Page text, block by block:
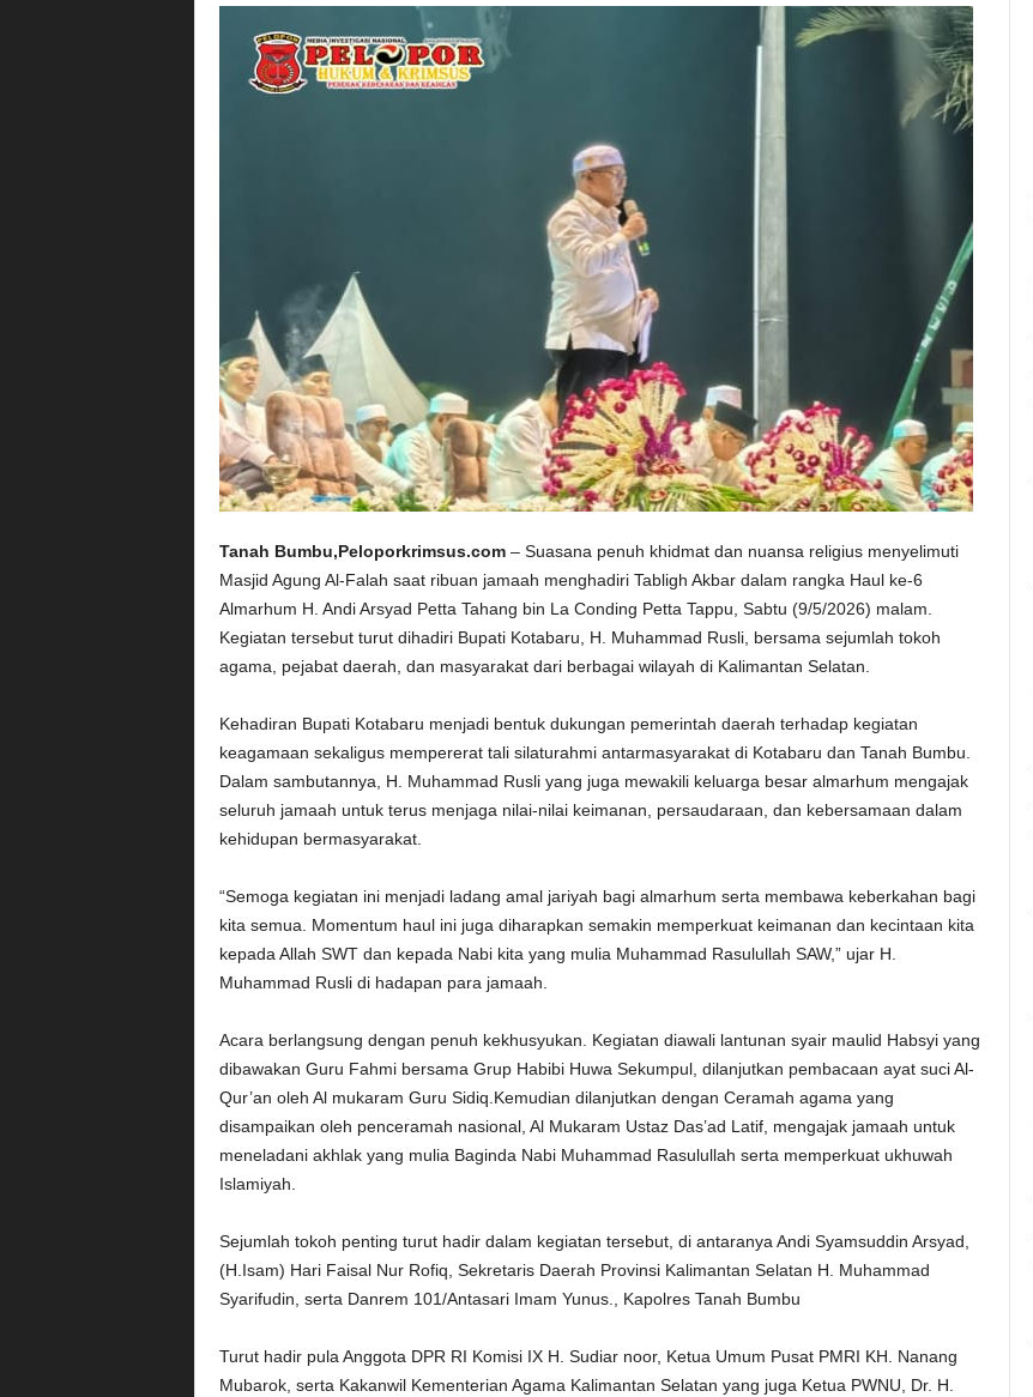
Tanah Bumbu,Peloporkrimsus.com – Suasana penuh khidmat dan nuansa religius menyelimuti
Masjid Agung Al-Falah saat ribuan jamaah menghadiri Tabligh Akbar dalam rangka Haul ke-6
Almarhum H. Andi Arsyad Petta Tahang bin La Conding Petta Tappu, Sabtu (9/5/2026) malam.
Kegiatan tersebut turut dihadiri Bupati Kotabaru, H. Muhammad Rusli, bersama sejumlah tokoh
agama, pejabat daerah, dan masyarakat dari berbagai wilayah di Kalimantan Selatan.
Kehadiran Bupati Kotabaru menjadi bentuk dukungan pemerintah daerah terhadap kegiatan
keagamaan sekaligus mempererat tali silaturahmi antarmasyarakat di Kotabaru dan Tanah Bumbu.
Dalam sambutannya, H. Muhammad Rusli yang juga mewakili keluarga besar almarhum mengajak
seluruh jamaah untuk terus menjaga nilai-nilai keimanan, persaudaraan, dan kebersamaan dalam
kehidupan bermasyarakat.
“Semoga kegiatan ini menjadi ladang amal jariyah bagi almarhum serta membawa keberkahan bagi
kita semua. Momentum haul ini juga diharapkan semakin memperkuat keimanan dan kecintaan kita
kepada Allah SWT dan kepada Nabi kita yang mulia Muhammad Rasulullah SAW,” ujar H.
Muhammad Rusli di hadapan para jamaah.
Acara berlangsung dengan penuh kekhusyukan. Kegiatan diawali lantunan syair maulid Habsyi yang
dibawakan Guru Fahmi bersama Grup Habibi Huwa Sekumpul, dilanjutkan pembacaan ayat suci Al-
Qur’an oleh Al mukaram Guru Sidiq.Kemudian dilanjutkan dengan Ceramah agama yang
disampaikan oleh penceramah nasional, Al Mukaram Ustaz Das’ad Latif, mengajak jamaah untuk
meneladani akhlak yang mulia Baginda Nabi Muhammad Rasulullah serta memperkuat ukhuwah
Islamiyah.
Sejumlah tokoh penting turut hadir dalam kegiatan tersebut, di antaranya Andi Syamsuddin Arsyad,
(H.Isam) Hari Faisal Nur Rofiq, Sekretaris Daerah Provinsi Kalimantan Selatan H. Muhammad
Syarifudin, serta Danrem 101/Antasari Imam Yunus., Kapolres Tanah Bumbu
Turut hadir pula Anggota DPR RI Komisi IX H. Sudiar noor, Ketua Umum Pusat PMRI KH. Nanang
Mubarok, serta Kakanwil Kementerian Agama Kalimantan Selatan yang juga Ketua PWNU, Dr. H.